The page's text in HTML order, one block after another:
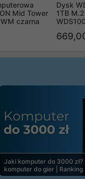
Mid Tower
czarna
Dysk
1TB
Jaki komputer do 3000 zł?
komputer do gier | Ranking